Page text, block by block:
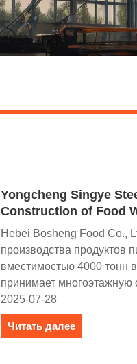
Yongcheng Singye
Construction of Food
Hebei Bosheng Food Co.,
производства продуктов
вместимостью 4000 тонн
принимает многоэтажную
2025-07-28
Читать далее